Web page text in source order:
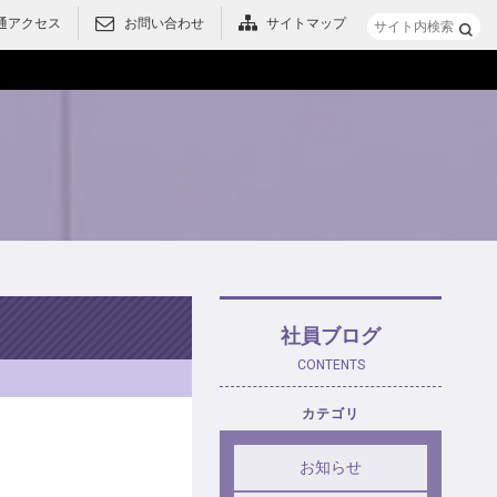
アクセス お問い合わせ サイトマップ
社員ブログ
CONTENTS
カテゴリ
お知らせ